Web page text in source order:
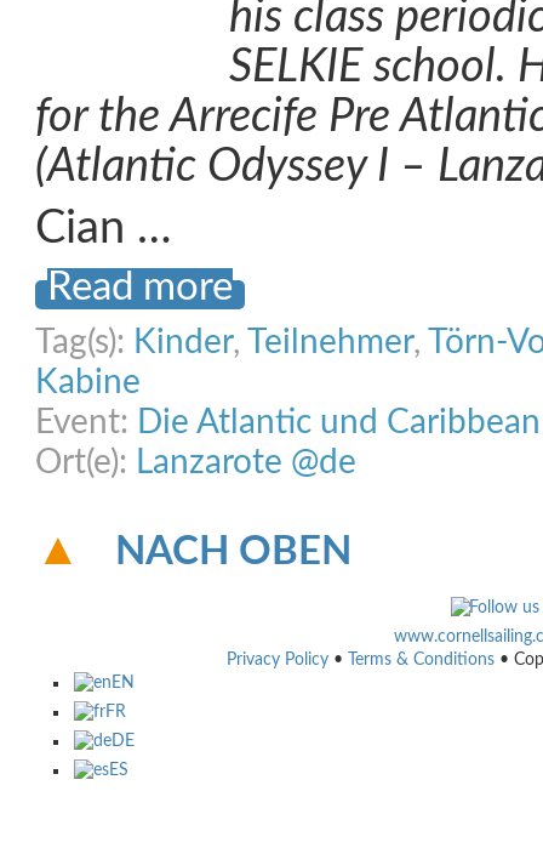
his class
SELKIE school.
for the Arrecife Pre
(Atlantic Odyssey I –
Cian …
Read more
Tag(s): Kinder, Teilnehmer,
Törn-
Kabine
Event: Die Atlantic und
Ort(e): Lanzarote @de
NACH OBEN
Privacy Policy • Terms & Conditions •
EN
FR
DE
ES